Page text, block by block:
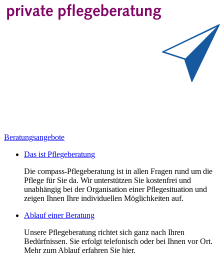
Beratungsangebote
Das ist Pflegeberatung
Die compass-Pflegeberatung ist in allen Fragen rund um die
Pflege für Sie da. Wir unterstützen Sie kostenfrei und
unabhängig bei der Organisation einer Pflegesituation und
zeigen Ihnen Ihre individuellen Möglichkeiten auf.
Ablauf einer Beratung
Unsere Pflegeberatung richtet sich ganz nach Ihren
Bedürfnissen. Sie erfolgt telefonisch oder bei Ihnen vor Ort.
Mehr zum Ablauf erfahren Sie hier.